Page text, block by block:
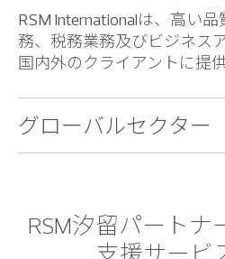
RSM Internationalは、高い
務、税務業務及びビジネス
国内外のクライアントに提供
グローバルセクター
RSM汐留パートナ
支援サービ